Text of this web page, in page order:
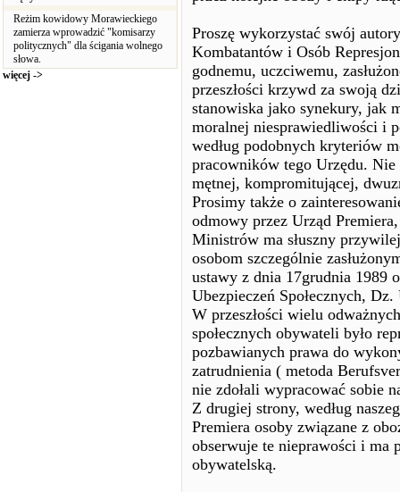
Reżim kowidowy Morawieckiego
zamierza wprowadzić "komisarzy
politycznych" dla ścigania wolnego
słowa.
więcej ->
Proszę wykorzystać swój
Kombatantów i Osób
godnemu, uczciwemu,
przeszłości krzywd za swoją
stanowiska jako synekury, jak
moralnej niesprawiedliwości i
według podobnych kryteriów
pracowników tego Urzędu.
mętnej, kompromitującej,
Prosimy także o
odmowy przez Urząd
Ministrów ma słuszny
osobom szczególnie
ustawy z dnia 17grudnia 1989
Ubezpieczeń Społecznych,
W przeszłości wielu
społecznych obywateli było
pozbawianych prawa do
zatrudnienia ( metoda
nie zdołali wypracować sobie
Z drugiej strony, według
Premiera osoby związane z
obserwuje te nieprawości i ma
obywatelską.